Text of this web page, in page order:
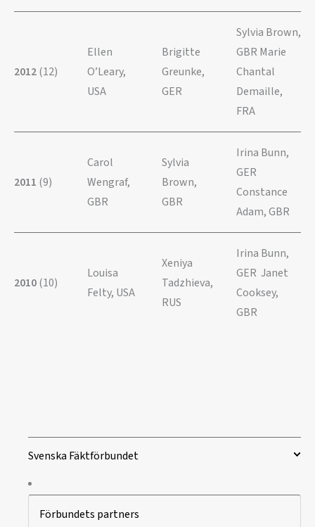
2012(12)
Ellen
O’Leary,
USA
Brigitte
Greunke,
GER
Sylvia Brown,
GBR Marie
Chantal
Demaille,
FRA
2011 (9)
Carol
Wengraf,
GBR
Sylvia
Brown,
GBR
Irina Bunn,
GER
Constance
Adam, GBR
2010(10)
Louisa
Felty, USA
Xeniya
Tadzhieva,
RUS
Irina Bunn,
GER Janet
Cooksey,
GBR
Svenska Fäktförbundet
Förbundets partners